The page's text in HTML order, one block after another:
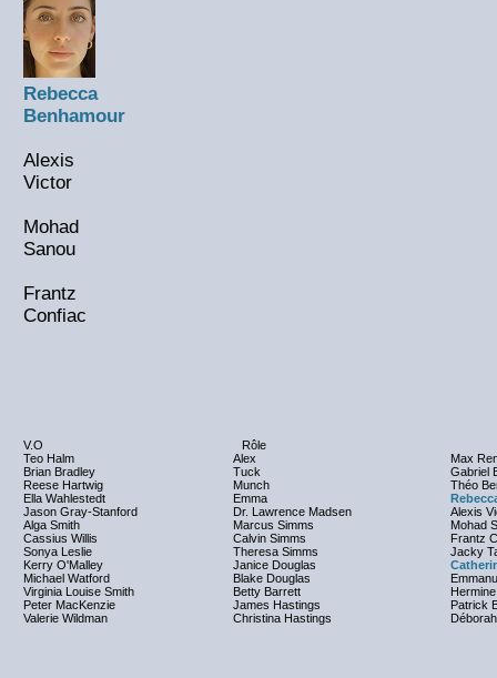
Rebecca
Benhamour
Alexis
Victor
Mohad
Sanou
Frantz
Confiac
V.O
Rôle
Teo Halm
Alex
Max
Brian Bradley
Tuck
Gabriel
Reese Hartwig
Munch
Théo
Ella Wahlestedt
Emma
Jason Gray-Stanford
Dr. Lawrence Madsen
Alexis
Alga Smith
Marcus Simms
Mohad
Cassius Willis
Calvin Simms
Frantz
Sonya Leslie
Theresa Simms
Jacky
Kerry O'Malley
Janice Douglas
Michael Watford
Blake Douglas
Virginia Louise Smith
Betty Barrett
Peter MacKenzie
James Hastings
Patrick
Valerie Wildman
Christina Hastings